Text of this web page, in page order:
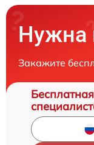
Нужна
Закажите